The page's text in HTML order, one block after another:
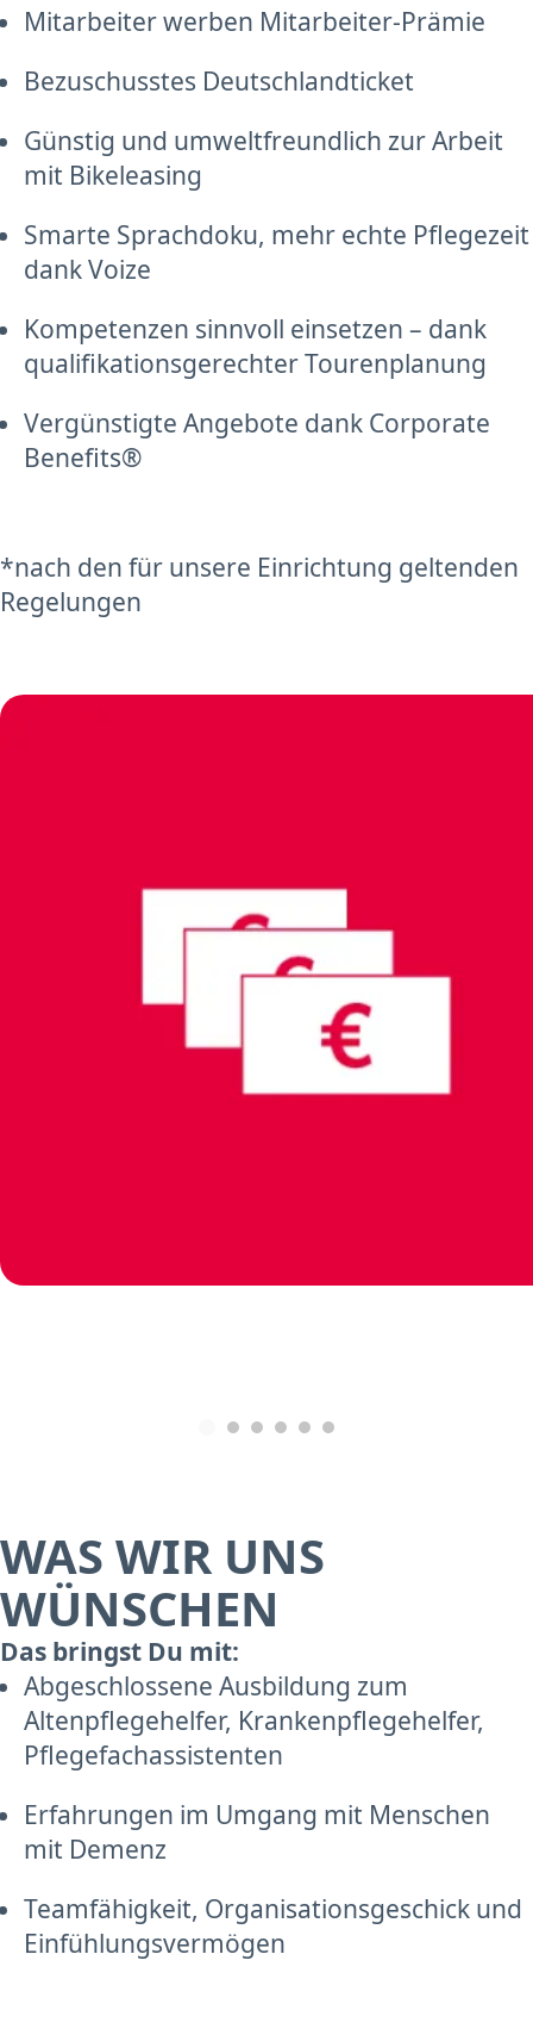
Mitarbeiter werben Mitarbeiter-Prämie
Bezuschusstes Deutschlandticket
Günstig und umweltfreundlich zur Arbeit
mit Bikeleasing
Smarte Sprachdoku, mehr echte Pflegezeit
dank Voize
Kompetenzen sinnvoll einsetzen – dank
qualifikationsgerechter Tourenplanung
Vergünstigte Angebote dank Corporate
Benefits®
*nach den für unsere Einrichtung geltenden
Regelungen
WAS WIR UNS
WÜNSCHEN
Das bringst Du mit:
Abgeschlossene Ausbildung zum
Altenpflegehelfer, Krankenpflegehelfer,
Pflegefachassistenten
Erfahrungen im Umgang mit Menschen
mit Demenz
Teamfähigkeit, Organisationsgeschick und
Einfühlungsvermögen